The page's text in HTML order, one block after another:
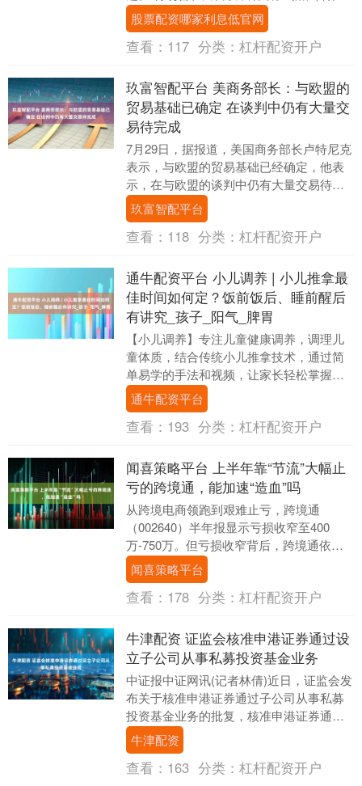
平台期货开户 安全快捷有保障 海量资讯、
精准解读....
股票配资哪家利息低官网
查看： 117 分类： 杠杆配资开户
玖富智配平台 美商务部长：与欧盟的
贸易基础已确定 在谈判中仍有大量交
易待完成
7月29日，据报道，美国商务部长卢特尼克
表示，与欧盟的贸易基础已经确定，他表
示，在与欧盟的谈判中仍有大量交易待完
成。此外，卢特尼克称，欧盟之所以同意
交易，是因为....
玖富智配平台
查看： 118 分类： 杠杆配资开户
通牛配资平台 小儿调养 | 小儿推拿最
佳时间如何定？饭前饭后、睡前醒后
有讲究_孩子_阳气_脾胃
【小儿调养】专注儿童健康调养，调理儿
童体质，结合传统小儿推拿技术，通过简
单易学的手法和视频，让家长轻松掌握育
儿技巧，提升免疫力，“手”护孩子每一天。
很多家长经....
通牛配资平台
查看： 193 分类： 杠杆配资开户
闻喜策略平台 上半年靠“节流”大幅止
亏的跨境通，能加速“造血”吗
从跨境电商领跑到艰难止亏，跨境通
（002640）半年报显示亏损收窄至400
万-750万。但亏损收窄背后，跨境通依旧
面临业务疲态：老化的品牌流失用户，节
流之余跨境....
闻喜策略平台
查看： 178 分类： 杠杆配资开户
牛津配资 证监会核准申港证券通过设
立子公司从事私募投资基金业务
中证报中证网讯(记者林倩)近日，证监会发
布关于核准申港证券通过子公司从事私募
投资基金业务的批复，核准申港证券通过
设立子公司从事私募投资基金业务。 “你公
司应当依....
牛津配资
查看： 163 分类： 杠杆配资开户